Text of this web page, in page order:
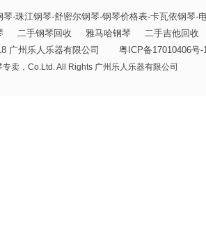
-珠江钢琴-舒密尔钢琴-钢琴价格表-卡瓦依钢琴-
二手钢琴回收 雅马哈钢琴
二手吉他回收
广州乐人乐器有限公司
粤ICP备17010406号-
卖， Co.Ltd. All Rights 广州乐人乐器有限公司